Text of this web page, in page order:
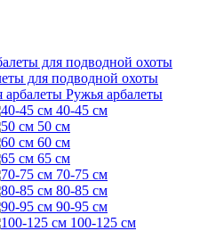
для подводной охоты
Ружья арбалеты
40-45 см
50 см
60 см
65 см
70-75 см
80-85 см
90-95 см
100-125 см